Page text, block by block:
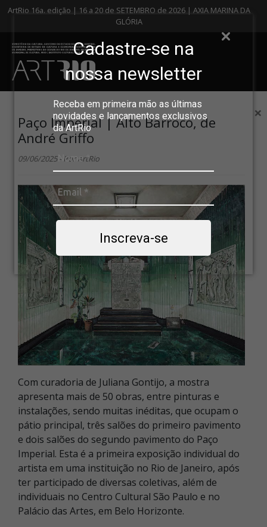
Cadastre-se na
nossa newsletter
Receba em primeira mão as últimas
novidades e lançamentos exclusivos
da ArtRio
Inscreva-se
ArtRio 16a. edição | 16 a 20 de SETEMBRO de 2026 | AXIA MARINA DA
GLÓRIA
×
Paço Imperial | Alto Barroco, de
André Griffo
09/06/2025 - Por ArtRio
Com curadoria de Juliana Gontijo, a mostra
apresenta mais de 50 obras, entre pinturas e
instalações, sendo muitas inéditas, que ocupam o
pátio principal, três salões do primeiro pavimento
e dois salões do segundo pavimento do Paço
Imperial. Esta é a primeira exposição individual do
artista em uma instituição no Rio de Janeiro, após
ter participado de diversas coletivas, além de
individuais no Centro Cultural São Paulo e no
Palácio das Artes, em Belo Horizonte.